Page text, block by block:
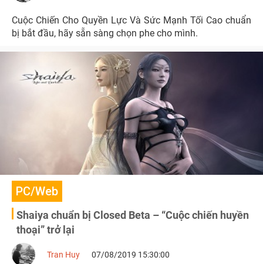
Cuộc Chiến Cho Quyền Lực Và Sức Mạnh Tối Cao chuẩn
bị bắt đầu, hãy sẵn sàng chọn phe cho mình.
PC/Web
Shaiya chuẩn bị Closed Beta – “Cuộc chiến huyền
thoại” trở lại
Tran Huy 07/08/2019 15:30:00